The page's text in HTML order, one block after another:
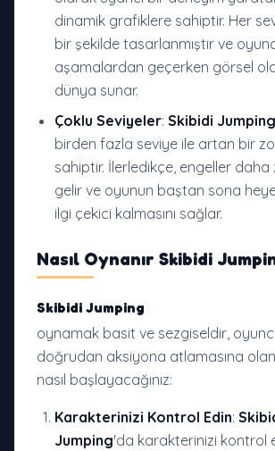
dinamik grafiklere sahiptir. Her
bir şekilde tasarlanmıştır ve
aşamalardan geçerken görsel
dünya sunar.
Çoklu Seviyeler: Skibidi Jumping
birden fazla seviye ile artan bir
sahiptir. İlerledikçe, engeller daha
gelir ve oyunun baştan sona
ilgi çekici kalmasını sağlar.
Nasıl Oynanır Skibidi
Skibidi Jumping
oynamak basit ve sezgiseldir,
doğrudan aksiyona atlamasına
nasıl başlayacağınız:
Karakterinizi Kontrol Edin:
Jumping'da karakterinizi kontrol